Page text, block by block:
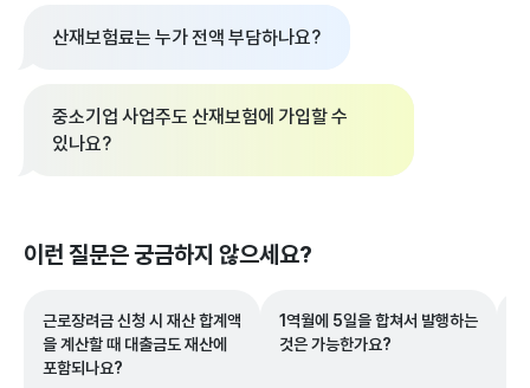
산재보험료는 누가 전액 부담하나요?
중소기업 사업주도 산재보험에 가입할 수
있나요?
이런 질문은 궁금하지 않으세요?
근로장려금 신청 시 재산 합계액
을 계산할 때 대출금도 재산에
포함되나요?
1역월에 5일을 합쳐서 발행하는
것은 가능한가요?